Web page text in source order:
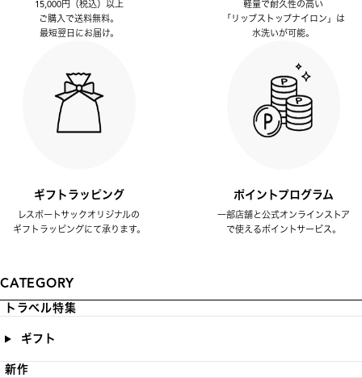
15,000円（税込）以上
ご購入で送料無料。
最短翌日にお届け。
軽量で耐久性の高い
「リップストップナイロン」は
水洗いが可能。
ギフトラッピング
レスポートサックオリジナルの
ギフトラッピングにて承ります。
ポイントプログラム
一部店舗と公式オンラインストア
で使えるポイントサービス。
CATEGORY
トラベル特集
ギフト
新作